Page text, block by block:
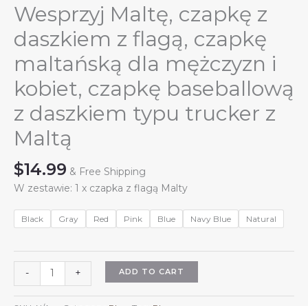
Wesprzyj Maltę, czapkę z
daszkiem z flagą, czapkę
maltańską dla mężczyzn i
kobiet, czapkę baseballową
z daszkiem typu trucker z
Maltą
$14.99 & Free Shipping
W zestawie: 1 x czapka z flagą Malty
Black Gray Red Pink Blue Navy Blue Natural
-
Wesprzyj
Maltę,
czapkę
+ ADD TO CART